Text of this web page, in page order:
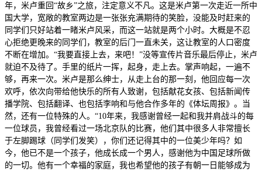
年，米卢重回“故乡”之旅，注定意义不凡。这是米卢第一次走近一所中
国大学，宽敞的教室两边是一张张充满期待的笑脸，没能及时赶来的
同学们只好站着一睹米卢风采，而这一站就是两个小时。大概是不忍
心拒绝更晚来的同学们，教室的后门一直未关，这让教室的人口密度
不断在增加。“我要直接上去，来吧！”没等宣传片音乐最后停止，米卢
就迫不及待了。手里的纸片一挥，起身，走上去。掌声响起，一遍不
够，再来一次。米卢是那么绅士，从走上台的那一刻，他回应每一次
欢呼，依次向带给他快乐的所有人致谢，包括献花女孩、包括新闻传
播学院、包括翻译、也包括李响和与他合作多年的《体坛周报》。当
然，还有一位特殊的人。“10年来，我感谢曾经一起和我并肩战斗的每
一位球员，我曾经看过一场北京队的比赛，他们其中很多人非常擅长
于左脚踢球（同学们发笑），你们还记得其中的一位美少年吗？如
今，他已不是一个孩子，他成长成一个男人，感谢他为中国足球所做
的一切。他有一个幸福的家庭，我也希望他的孩子有朝一日能够成为